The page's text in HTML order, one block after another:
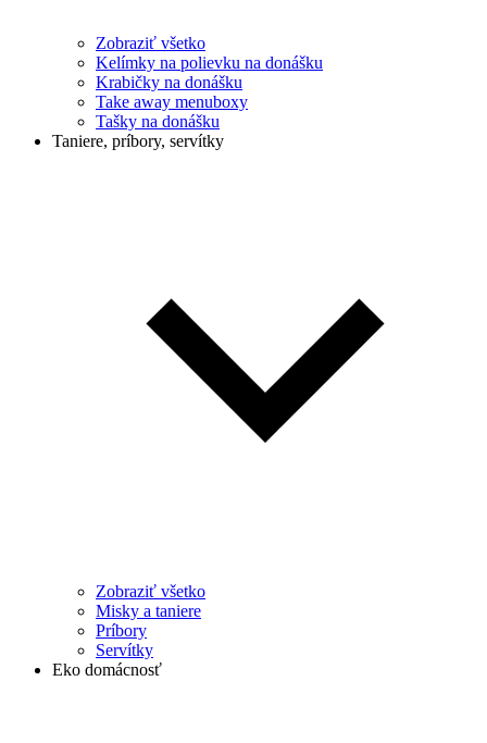
Zobraziť všetko
Kelímky na polievku na donášku
Krabičky na donášku
Take away menuboxy
Tašky na donášku
Taniere, príbory, servítky
Zobraziť všetko
Misky a taniere
Príbory
Servítky
Eko domácnosť